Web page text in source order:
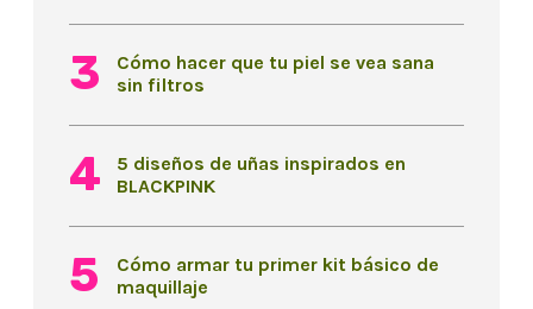
Cómo hacer que tu piel se vea sana
sin filtros
5 diseños de uñas inspirados en
BLACKPINK
Cómo armar tu primer kit básico de
maquillaje